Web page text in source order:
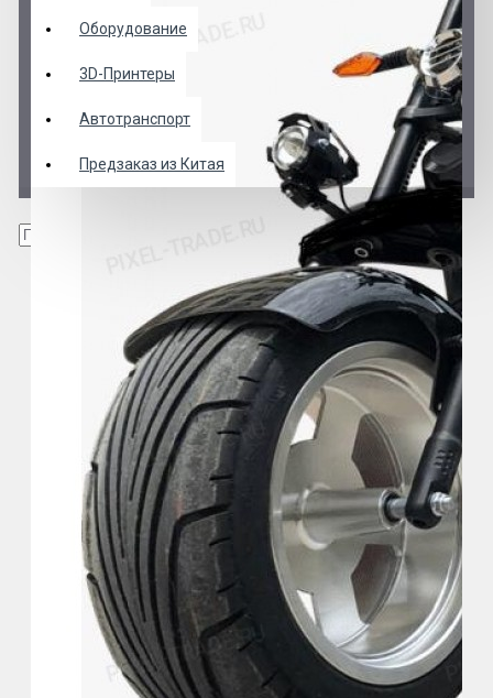
Оборудование
3D-Принтеры
Автотранспорт
Предзаказ из Китая